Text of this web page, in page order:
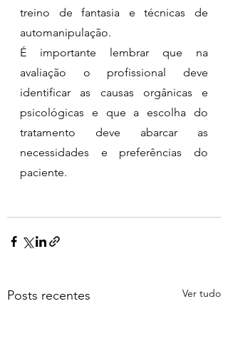
treino de fantasia e técnicas de
automanipulação.
É importante lembrar que na
avaliação o profissional deve
identificar as causas orgânicas e
psicológicas e que a escolha do
tratamento deve abarcar as
necessidades e preferências do
paciente.
Posts recentes Ver tudo